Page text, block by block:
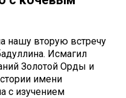
нашу вторую встречу
Исмагил
Золотой Орды и
имени
с изучением